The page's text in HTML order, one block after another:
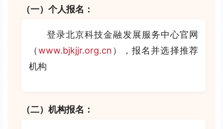
（一）个人报名：
登录北京科技金融发展服务中心官网
（www.bjkjjr.org.cn ），报名并选择推荐
机构
（二）机构报名：